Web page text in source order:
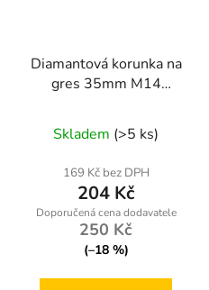
Diamantová korunka na
gres 35mm M14
Skladem (>5 ks)
169 Kč bez DPH
204 Kč
250 Kč
(–18 %)